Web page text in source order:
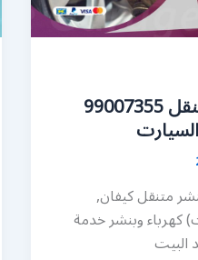
كراج كيفان | كراج متنقل 99007355
متنقل كيفان,
كهرباء وبنشر خدمة
البيت